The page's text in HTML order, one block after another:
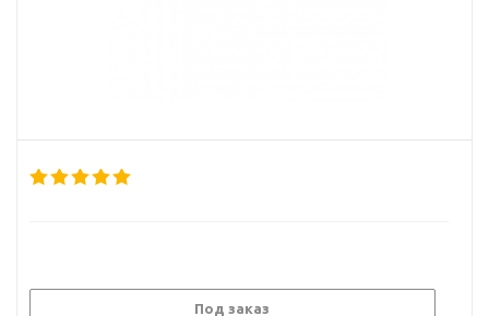
Под заказ